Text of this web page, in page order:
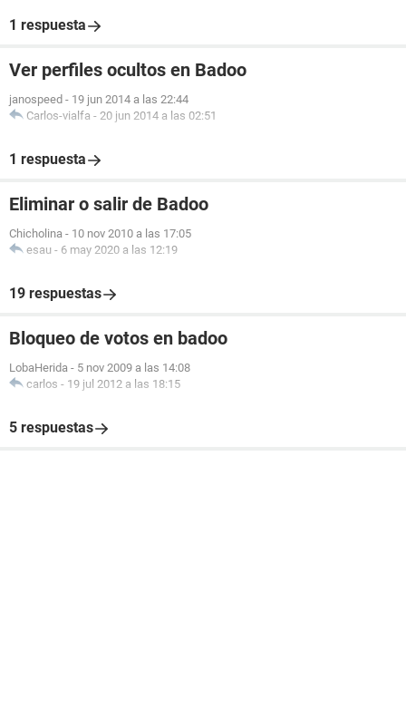
1 respuesta
Ver perfiles ocultos en Badoo
janospeed - 19 jun 2014 a las 22:44
Carlos-vialfa - 20 jun 2014 a las 02:51
1 respuesta
Eliminar o salir de Badoo
Chicholina - 10 nov 2010 a las 17:05
esau - 6 may 2020 a las 12:19
19 respuestas
Bloqueo de votos en badoo
LobaHerida - 5 nov 2009 a las 14:08
carlos - 19 jul 2012 a las 18:15
5 respuestas